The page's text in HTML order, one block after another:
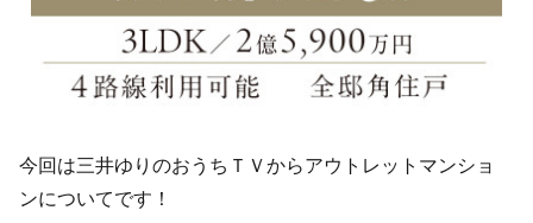
今回は三井ゆりのおうちＴＶからアウトレットマンショ
ンについてです！